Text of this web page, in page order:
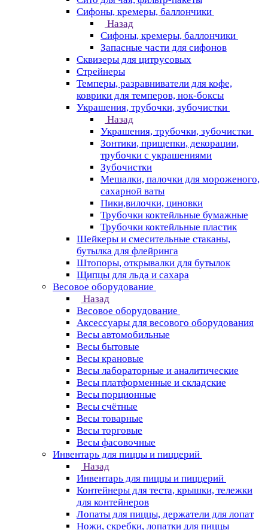
Сифоны, кремеры, баллончики
Назад
Сифоны, кремеры, баллончики
Запасные части для сифонов
Сквизеры для цитрусовых
Стрейнеры
Темперы, разравниватели для кофе,
коврики для темперов, нок-боксы
Украшения, трубочки, зубочистки
Назад
Украшения, трубочки, зубочистки
Зонтики, прищепки, декорации,
трубочки с украшениями
Зубочистки
Мешалки, палочки для мороженого,
сахарной ваты
Пики,вилочки, циновки
Трубочки коктейльные бумажные
Трубочки коктейльные пластик
Шейкеры и смесительные стаканы,
бутылка для флейринга
Штопоры, открывалки для бутылок
Щипцы для льда и сахара
Весовое оборудование
Назад
Весовое оборудование
Аксессуары для весового оборудования
Весы автомобильные
Весы бытовые
Весы крановые
Весы лабораторные и аналитические
Весы платформенные и складские
Весы порционные
Весы счётные
Весы товарные
Весы торговые
Весы фасовочные
Инвентарь для пиццы и пиццерий
Назад
Инвентарь для пиццы и пиццерий
Контейнеры для теста, крышки, тележки
для контейнеров
Лопаты для пиццы, держатели для лопат
Ножи, скребки, лопатки для пиццы